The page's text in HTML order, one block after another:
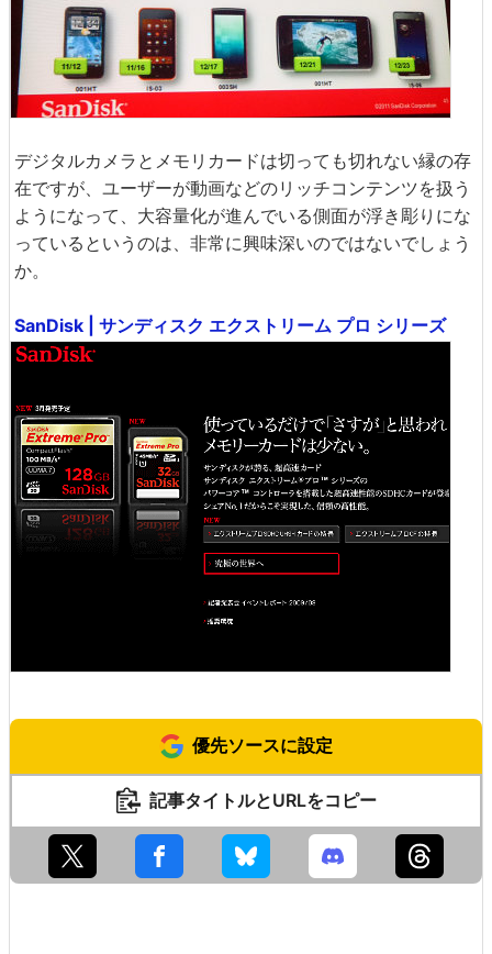
デジタルカメラとメモリカードは切っても切れない縁の存
在ですが、ユーザーが動画などのリッチコンテンツを扱う
ようになって、大容量化が進んでいる側面が浮き彫りにな
っているというのは、非常に興味深いのではないでしょう
か。
SanDisk | サンディスク エクストリーム プロ シリーズ
優先ソースに設定
記事タイトルとURLをコピー